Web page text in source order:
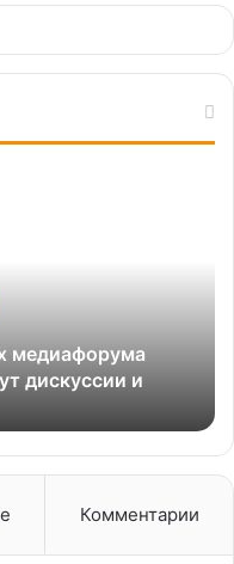
медиафорума
дискуссии и
Комментарии